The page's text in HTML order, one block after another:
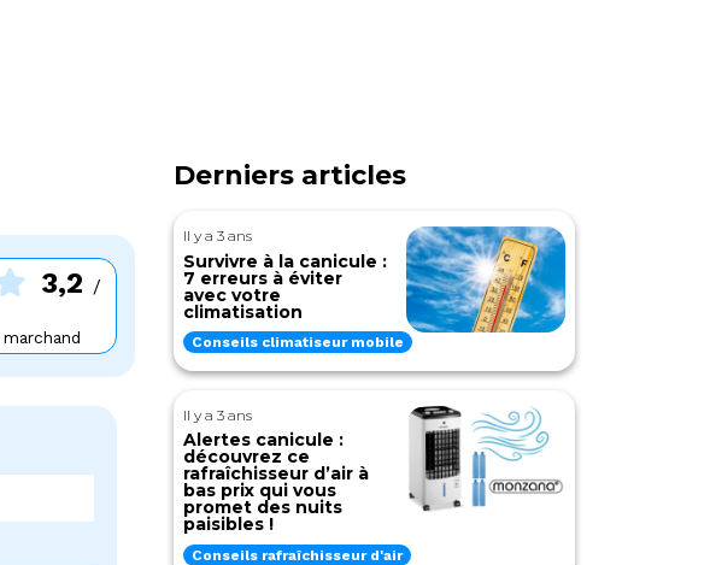
3,2 /
Derniers articles
Il y a 3 ans
Survivre à la canicule :
7 erreurs à éviter
avec votre
climatisation
Conseils climatiseur mobile
Il y a 3 ans
Alertes canicule :
découvrez ce
rafraîchisseur d’air à
bas prix qui vous
promet des nuits
paisibles !
Conseils rafraîchisseur d'air